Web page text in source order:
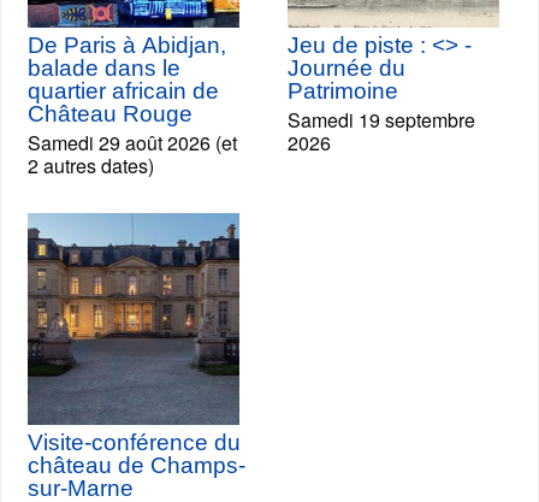
De Paris à Abidjan,
balade dans le
quartier africain de
Château Rouge
Samedi 29 août 2026 (et
2 autres dates)
Jeu de piste : <> -
Journée du
Patrimoine
Samedi 19 septembre
2026
Visite-conférence du
château de Champs-
sur-Marne